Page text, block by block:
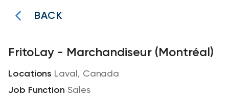
BACK
FritoLay - Marchandiseur (Montréal)
Laval, Canada
Sales